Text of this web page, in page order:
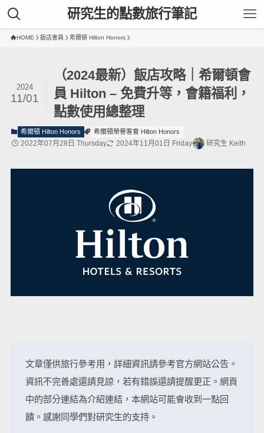
研究生的點數旅行筆記
HOME 飯店會員 希爾頓 Hilton Honors
（2024最新）飯店攻略｜希爾頓會
員 Hilton – 免費升等，會籍福利，
點數使用總整理
2024
11/01
希爾頓 Hilton Honors 希爾頓榮譽客會 Hilton Honors
2022年07月28日 Thursday 2024年11月01日 Friday 研究生 Keith
文章僅供旅行參考用，詳細資訊請參考官方網站公告。
資訊不完善處還請見諒，若有錯誤還請提醒更正。網頁
中的部分連結為介紹連結，本網站可能會收到一點回
饋。感謝同學們對研究生的支持。